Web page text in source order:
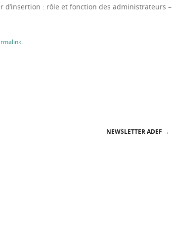
d’insertion : rôle et fonction des administrateurs –
.
NEWSLETTER ADEF →